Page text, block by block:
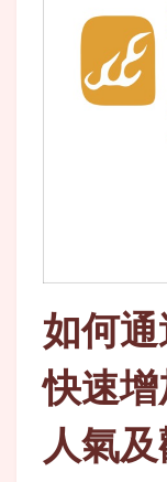
如何
快速
人氣